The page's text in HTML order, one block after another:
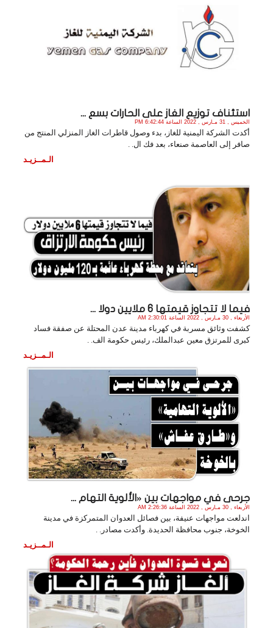
استئناف توزيع الغاز على الحارات بسع ...
الخميس , 31 مـارس , 2022 الساعة 6:42:44 PM
أكدت الشركة اليمنية للغاز، بدء وصول قاطرات الغاز المنزلي المنتج من
صافر إلى العاصمة صنعاء، بعد فك ال. .
الـمــزيـد
فيما لا تتجاوز قيمتها 6 ملايين دولا ...
الأربعاء , 30 مـارس , 2022 الساعة 2:30:01 AM
كشفت وثائق مسربة في كهرباء مدينة عدن المحتلة عن صفقة فساد
كبرى للمرتزق معين عبدالملك، رئيس حكومة الف. .
الـمــزيـد
جرحى في مواجهات بين «الألوية التهام ...
الأربعاء , 30 مـارس , 2022 الساعة 2:26:36 AM
اندلعت مواجهات عنيفة، بين فصائل العدوان المتمركزة في مدينة
الخوخة، جنوب محافظة الحديدة. وأكدت مصادر. .
الـمــزيـد